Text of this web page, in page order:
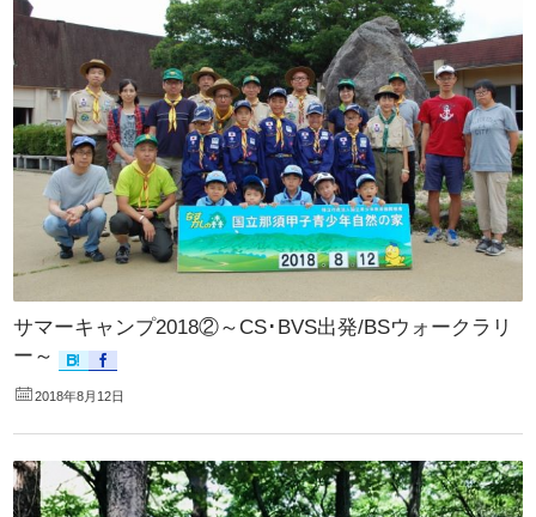
サマーキャンプ2018②～CS･BVS出発/BSウォークラリ
ー～
2018年8月12日